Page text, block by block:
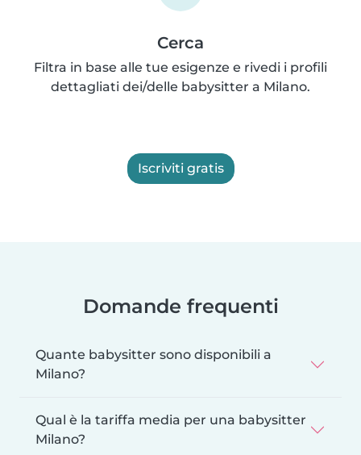
Cerca
Filtra in base alle tue esigenze e rivedi i profili
dettagliati dei/delle babysitter a Milano.
Iscriviti gratis
Domande frequenti
Quante babysitter sono disponibili a
Milano?
Qual è la tariffa media per una babysitter
Milano?